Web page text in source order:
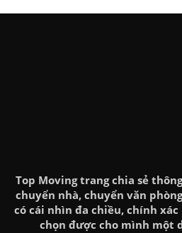
Top Moving trang chia sẻ
chuyển nhà, chuyển văn
có cái nhìn đa chiều, chính
chọn được cho mình một